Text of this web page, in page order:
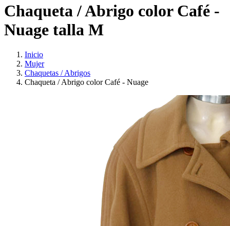
Chaqueta / Abrigo color Café -
Nuage talla M
Inicio
Mujer
Chaquetas / Abrigos
Chaqueta / Abrigo color Café - Nuage